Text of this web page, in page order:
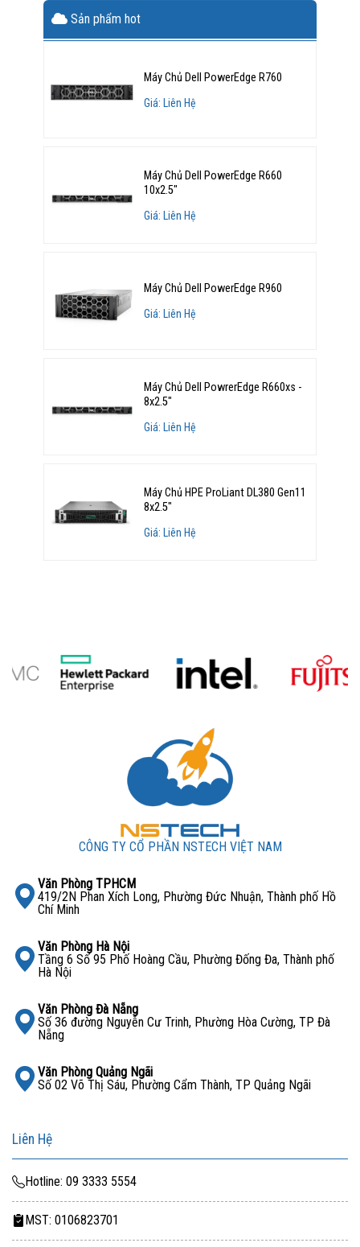
Sản phẩm hot
Máy Chủ Dell PowerEdge R760
Giá: Liên Hệ
Máy Chủ Dell PowerEdge R660
10x2.5"
Giá: Liên Hệ
Máy Chủ Dell PowerEdge R960
Giá: Liên Hệ
Máy Chủ Dell PowrerEdge R660xs -
8x2.5"
Giá: Liên Hệ
Máy Chủ HPE ProLiant DL380 Gen11
8x2.5"
Giá: Liên Hệ
CÔNG TY CỔ PHẦN NSTECH VIỆT NAM
Văn Phòng TPHCM
419/2N Phan Xích Long, Phường Đức Nhuận, Thành phố Hồ
Chí Minh
Văn Phòng Hà Nội
Tầng 6 Số 95 Phố Hoàng Cầu, Phường Đống Đa, Thành phố
Hà Nội
Văn Phòng Đà Nẵng
Số 36 đường Nguyễn Cư Trinh, Phường Hòa Cường, TP Đà
Nẵng
Văn Phòng Quảng Ngãi
Số 02 Võ Thị Sáu, Phường Cẩm Thành, TP Quảng Ngãi
Liên Hệ
Hotline: 09 3333 5554
MST: 0106823701